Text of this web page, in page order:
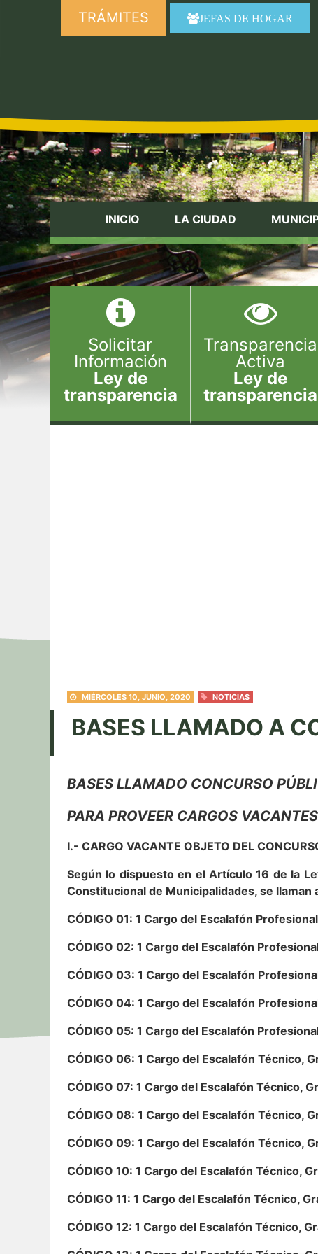
TRÁMITES JEFAS DE HOGAR
INICIO LA CIUDAD
Solicitar
Información
Ley de
transparencia
Transparencia
Activa
Ley de
transparencia
MIÉRCOLES 10, JUNIO, 2020 NOTICIAS
BASES LLAMADO A
BASES LLAMADO CONCURSO
PARA PROVEER CARGOS
I.- CARGO VACANTE OBJETO DEL
Según lo dispuesto en el Artículo 16 de la
Constitucional de Municipalidades, se
CÓDIGO 01: 1 Cargo del Escalafón
CÓDIGO 02: 1 Cargo del Escalafón
CÓDIGO 03: 1 Cargo del Escalafón
CÓDIGO 04: 1 Cargo del Escalafón
CÓDIGO 05: 1 Cargo del Escalafón
CÓDIGO 06: 1 Cargo del Escalafón Técnico,
CÓDIGO 07: 1 Cargo del Escalafón Técnico,
CÓDIGO 08: 1 Cargo del Escalafón Técnico,
CÓDIGO 09: 1 Cargo del Escalafón Técnico,
CÓDIGO 10: 1 Cargo del Escalafón Técnico,
CÓDIGO 11: 1 Cargo del Escalafón Técnico,
CÓDIGO 12: 1 Cargo del Escalafón Técnico,